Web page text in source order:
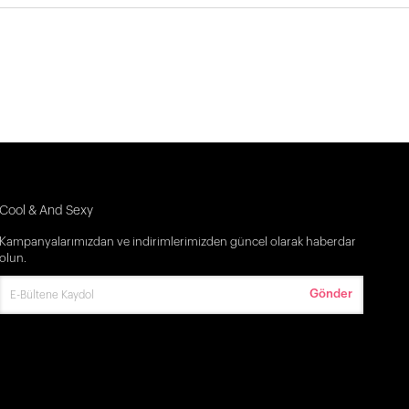
Cool & And Sexy
Kampanyalarımızdan ve indirimlerimizden güncel olarak haberdar
olun.
Gönder